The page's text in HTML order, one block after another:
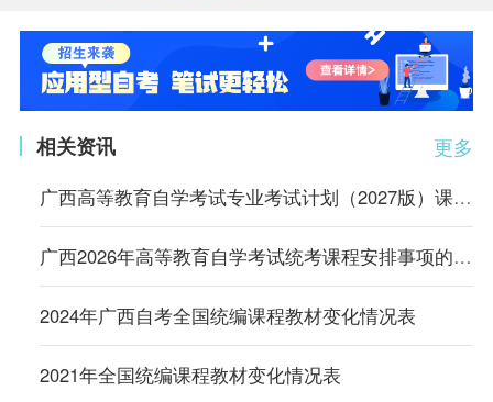
更多
相关资讯
广西高等教育自学考试专业考试计划（2027版）课程教材信息与考试大纲的公告
广西2026年高等教育自学考试统考课程安排事项的通知
2024年广西自考全国统编课程教材变化情况表
2021年全国统编课程教材变化情况表